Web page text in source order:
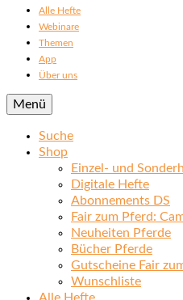
Alle Hefte
Webinare
Themen
App
Über uns
Menü
Suche
Shop
Einzel- und
Digitale Hefte
Abonnements DS
Fair zum Pferd:
Neuheiten Pferde
Bücher Pferde
Gutscheine Fair
Wunschliste
Alle Hefte